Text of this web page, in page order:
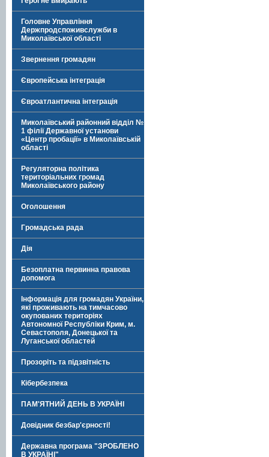
Головне Управління
Держпродспоживслужби в
Миколаївської області
Звернення громадян
Європейська інтеграція
Євроатлантична інтеграція
Миколаївський районний відділ №
1 філії Державної установи
«Центр пробації» в Миколаївській
області
Регуляторна політика
територіальних громад
Миколаївського району
Оголошення
Громадська рада
Дія
Безоплатна первинна правова
допомога
Інформація для громадян України,
які проживають на тимчасово
окупованих територіях
Автономної Республіки Крим, м.
Севастополя, Донецької та
Луганської областей
Прозоріть та підзвітність
Кібербезпека
ПАМ'ЯТНИЙ ДЕНЬ В УКРАЇНІ
Довідник безбар'єрності!
Державна програма "ЗРОБЛЕНО
В УКРАЇНІ"